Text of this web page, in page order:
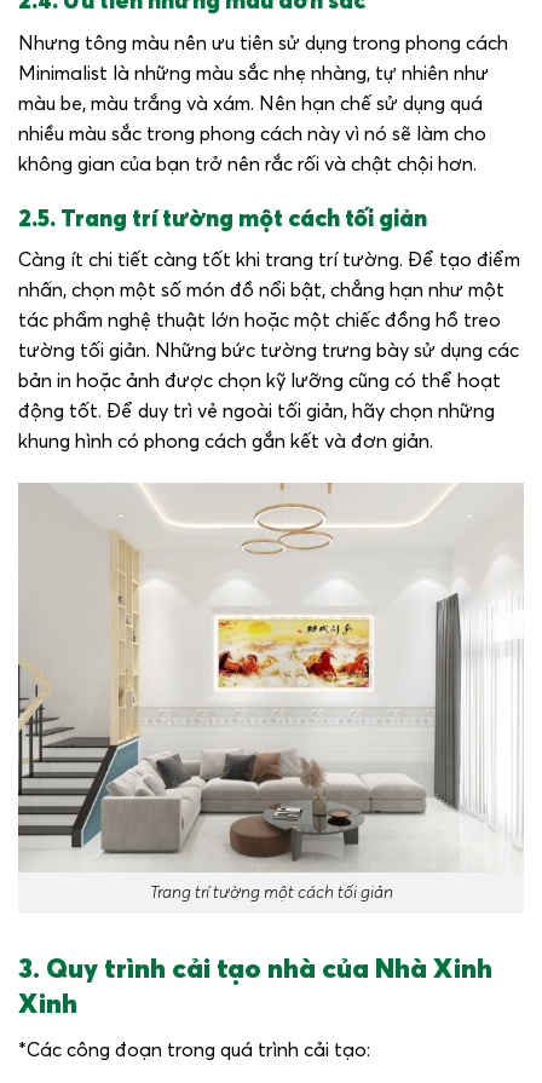
Nhưng tông màu nên ưu tiên sử dụng trong phong cách
Minimalist là những màu sắc nhẹ nhàng, tự nhiên như
màu be, màu trắng và xám. Nên hạn chế sử dụng quá
nhiều màu sắc trong phong cách này vì nó sẽ làm cho
không gian của bạn trở nên rắc rối và chật chội hơn.
2.5. Trang trí tường một cách tối giản
Càng ít chi tiết càng tốt khi trang trí tường. Để tạo điểm
nhấn, chọn một số món đồ nổi bật, chẳng hạn như một
tác phẩm nghệ thuật lớn hoặc một chiếc đồng hồ treo
tường tối giản. Những bức tường trưng bày sử dụng các
bản in hoặc ảnh được chọn kỹ lưỡng cũng có thể hoạt
động tốt. Để duy trì vẻ ngoài tối giản, hãy chọn những
khung hình có phong cách gắn kết và đơn giản.
Trang trí tường một cách tối giản
3. Quy trình cải tạo nhà của Nhà Xinh
Xinh
*Các công đoạn trong quá trình cải tạo: